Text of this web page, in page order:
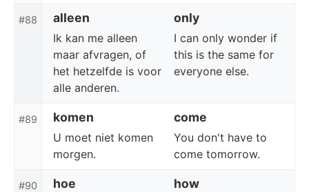
#88 alleen only
Ik kan me alleen
maar afvragen, of
het hetzelfde is voor
alle anderen.
I can only wonder if
this is the same for
everyone else.
#89 komen come
U moet niet komen
morgen.
You don't have to
come tomorrow.
#90 hoe how